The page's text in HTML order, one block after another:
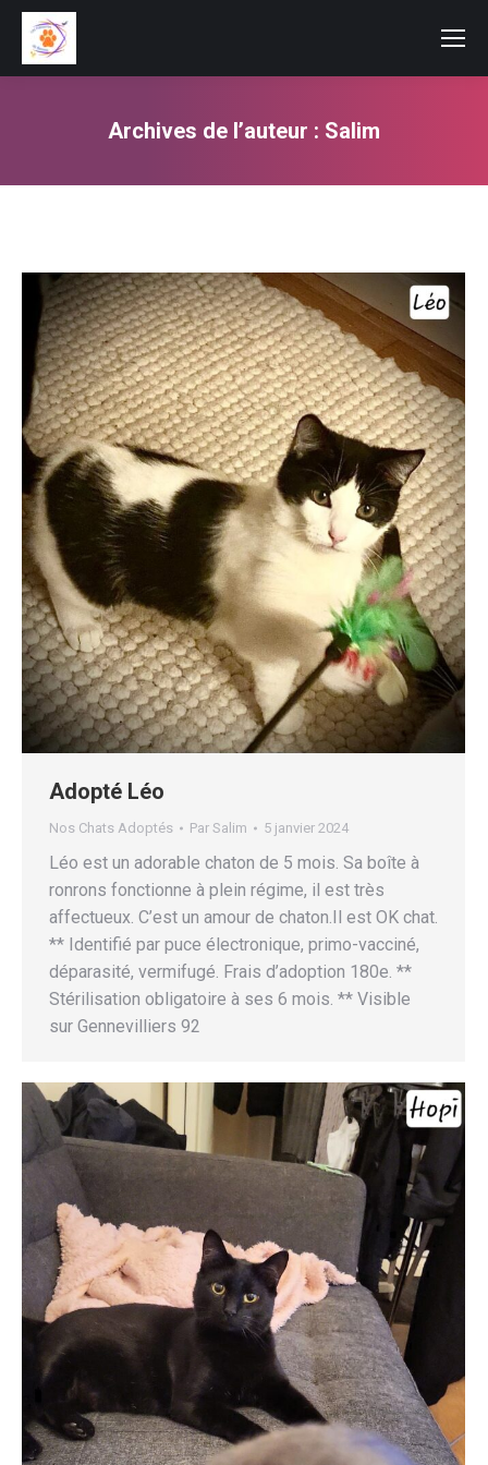
Archives de l’auteur : Salim
Adopté Léo
Nos Chats Adoptés Par Salim 5 janvier 2024
Léo est un adorable chaton de 5 mois. Sa boîte à
ronrons fonctionne à plein régime, il est très
affectueux. C’est un amour de chaton.Il est OK chat.
** Identifié par puce électronique, primo-vacciné,
déparasité, vermifugé. Frais d’adoption 180e. **
Stérilisation obligatoire à ses 6 mois. ** Visible
sur Gennevilliers 92